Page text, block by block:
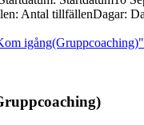
: Antal tillfällenDagar:
igång(Gruppcoaching)"